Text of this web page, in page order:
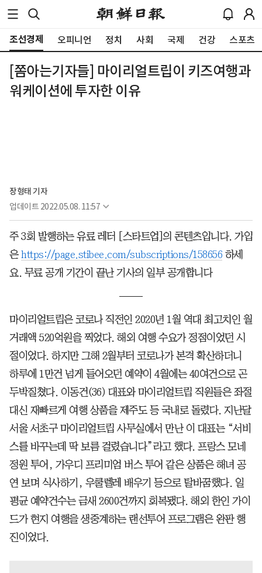
조선경제 오피니언 정치 사회 국제 건강 스포츠
[쫌아는기자들] 마이리얼트립이 키즈여행과
워케이션에 투자한 이유
장형태 기자
업데이트 2022.05.08. 11:57
주 3회 발행하는 유료 레터 [스타트업]의 콘텐츠입니다. 가입
은 https://page.stibee.com/subscriptions/158656 하세
요. 무료 공개 기간이 끝난 기사의 일부 공개합니다
마이리얼트립은 코로나 직전인 2020년 1월 역대 최고치인 월
거래액 520억원을 찍었다. 해외 여행 수요가 정점이었던 시
절이었다. 하지만 그해 2월부터 코로나가 본격 확산하더니
하루에 1만건 넘게 들어오던 예약이 4월에는 40여건으로 곤
두박질쳤다. 이동건(36) 대표와 마이리얼트립 직원들은 좌절
대신 재빠르게 여행 상품을 제주도 등 국내로 돌렸다. 지난달
서울 서초구 마이리얼트립 사무실에서 만난 이 대표는 “서비
스를 바꾸는데 딱 보름 걸렸습니다”라고 했다. 프랑스 모네
정원 투어, 가우디 프리미엄 버스 투어 같은 상품은 해녀 공
연 보며 식사하기, 우쿨렐레 배우기 등으로 탈바꿈했다. 일
평균 예약건수는 금새 2600건까지 회복됐다. 해외 한인 가이
드가 현지 여행을 생중계하는 랜선투어 프로그램은 완판 행
진이었다.